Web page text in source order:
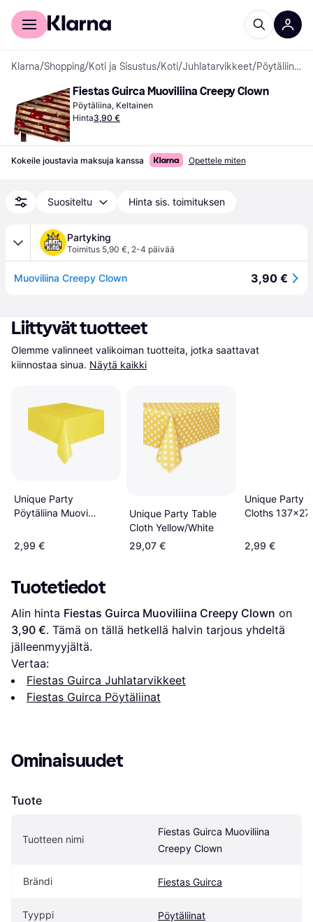
Kuluttajille
Klarna/Shopping/Koti ja Sisustus/Koti/Juhlatarvikkeet/ Pöytäliinat
Fiestas Guirca Muoviliina Creepy Clown
Pöytäliina, Keltainen
Hinta3,90 €
Kokeile joustavia maksuja kanssa Opettele miten
Suositeltu Hinta sis. toimituksen
Partyking
Toimitus 5,90 €, 2-4 päivää
Muoviliina Creepy Clown 3,90 €
Liittyvät tuotteet
Olemme valinneet valikoiman tuotteita, jotka saattavat
kiinnostaa sinua. Näytä kaikki
Unique Party
Pöytäliina Muovi
2,99 €
Unique Party Table
Cloth Yellow/White
29,07 €
Unique Party
Cloths
2,99 €
Tuotetiedot
Alin hinta Fiestas Guirca Muoviliina Creepy Clown
3,90 €. Tämä on tällä hetkellä halvin tarjous yhdeltä
jälleenmyyjältä.
Vertaa:
Fiestas Guirca Juhlatarvikkeet
Fiestas Guirca Pöytäliinat
Ominaisuudet
Tuote
Tuotteen nimi
Fiestas Guirca Muoviliina
Creepy Clown
Brändi Fiestas Guirca
Tyyppi Pöytäliinat